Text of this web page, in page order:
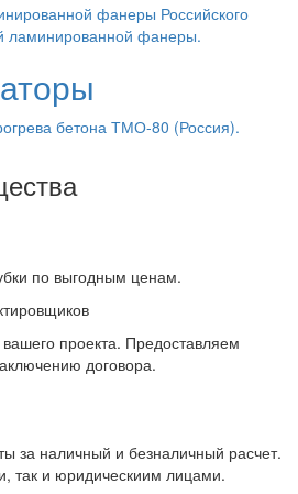
фанеры Российского
ламинированной фанеры.
бетона ТМО-80 (Россия).
по выгодным ценам.
проекта. Предоставляем
договора.
за наличный и безналичный расчет.
так и юридическиим лицами.